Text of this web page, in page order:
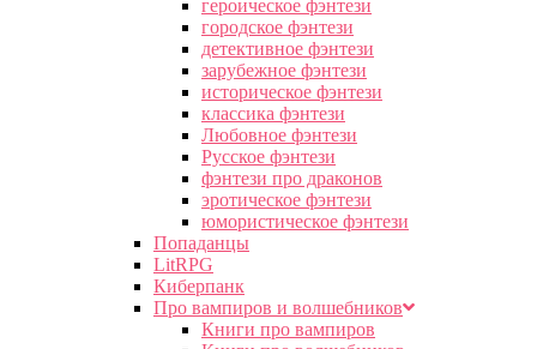
героическое фэнтези
городское фэнтези
детективное фэнтези
зарубежное фэнтези
историческое фэнтези
классика фэнтези
Любовное фэнтези
Русское фэнтези
фэнтези про драконов
эротическое фэнтези
юмористическое фэнтези
Попаданцы
LitRPG
Киберпанк
Про вампиров и волшебников
Книги про вампиров